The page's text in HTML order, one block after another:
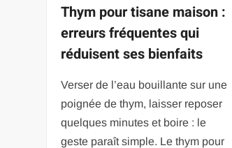
Thym pour tisane maison :
erreurs fréquentes qui
réduisent ses bienfaits
Verser de l’eau bouillante sur une
poignée de thym, laisser reposer
quelques minutes et boire : le
geste paraît simple. Le thym pour